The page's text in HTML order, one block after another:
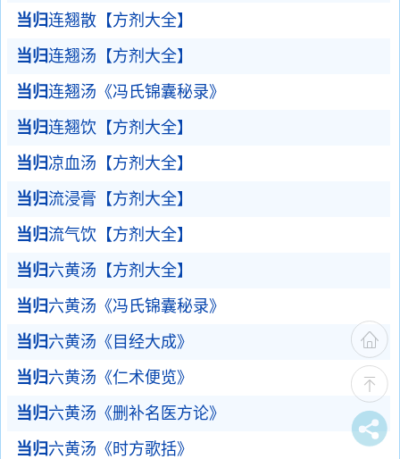
当归连翘散【方剂大全】
当归连翘汤【方剂大全】
当归连翘汤《冯氏锦囊秘录》
当归连翘饮【方剂大全】
当归 凉血汤【方剂大全】
当归 流浸膏【方剂大全】
当归 流气饮【方剂大全】
当归 六黄汤【方剂大全】
当归 六黄汤《冯氏锦囊秘录》
当归 六黄汤《目经大成》
当归 六黄汤《仁术便览》
当归 六黄汤《删补名医方论》
当归 六黄汤《时方歌括》